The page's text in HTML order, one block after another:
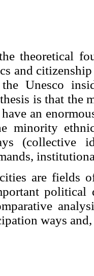
theoretical
and
the Unesco
is that the
an
minority
(collective
are fields
political
ways